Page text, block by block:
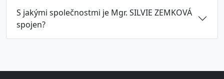
S jakými společnostmi je Mgr. SILVIE ZEMKOVÁ
spojen?